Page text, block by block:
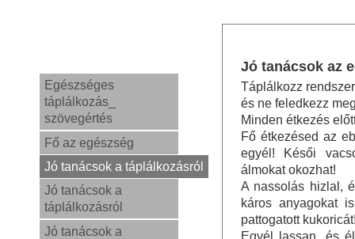
Egészséges
táplálkozás_
szövegértés
Fő az egészség
Jó tanácsok a táplálkozásról
Jó tanácsok a
táplálkozásról
Jó tanácsok a
Jó tanácsok az
Táplálkozz
és ne feledkezz
Minden étkezés
Fő étkezésed az
egyél! Késői
álmokat okozhat!
A nassolás hizlal,
káros anyagokat
pattogatott
Egyél lassan, és